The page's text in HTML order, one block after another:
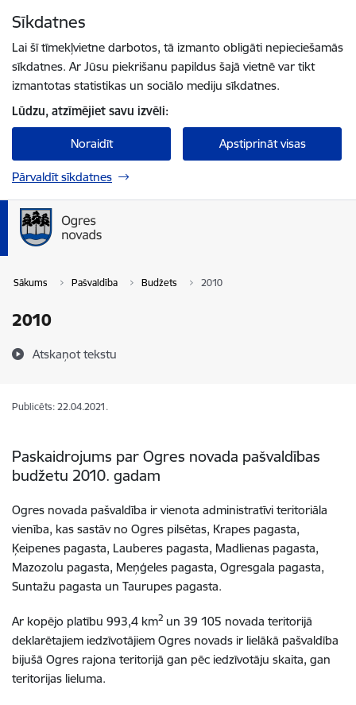
Sīkdatnes
Lai šī tīmekļvietne darbotos, tā izmanto obligāti nepieciešamās
sīkdatnes. Ar Jūsu piekrišanu papildus šajā vietnē var tikt
izmantotas statistikas un sociālo mediju sīkdatnes.
Lūdzu, atzīmējiet savu izvēli:
Noraidīt Apstiprināt visas
Pārvaldīt sīkdatnes
Sākums Pašvaldība Budžets 2010
2010
Atskaņot tekstu
Publicēts: 22.04.2021.
Paskaidrojums par Ogres novada pašvaldības
budžetu 2010. gadam
Ogres novada pašvaldība ir vienota administratīvi teritoriāla
vienība, kas sastāv no Ogres pilsētas, Krapes pagasta,
Ķeipenes pagasta, Lauberes pagasta, Madlienas pagasta,
Mazozolu pagasta, Meņģeles pagasta, Ogresgala pagasta,
Suntažu pagasta un Taurupes pagasta.
Ar kopējo platību 993,4 km2 un 39 105 novada teritorijā
deklarētajiem iedzīvotājiem Ogres novads ir lielākā pašvaldība
bijušā Ogres rajona teritorijā gan pēc iedzīvotāju skaita, gan
teritorijas lieluma.